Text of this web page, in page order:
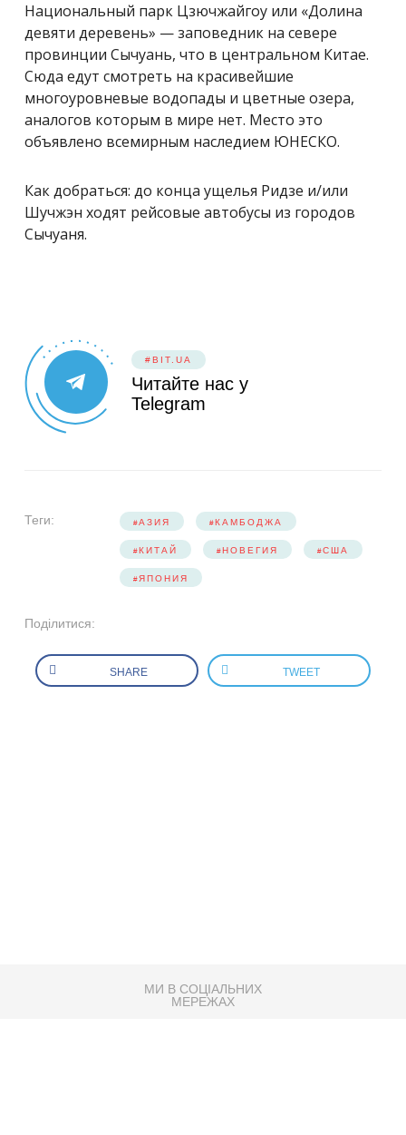
Национальный парк Цзючжайгоу или «Долина
девяти деревень» — заповедник на севере
провинции Сычуань, что в центральном Китае.
Сюда едут смотреть на красивейшие
многоуровневые водопады и цветные озера,
аналогов которым в мире нет. Место это
объявлено всемирным наследием ЮНЕСКО.
Как добраться: до конца ущелья Ридзе и/или
Шучжэн ходят рейсовые автобусы из городов
Сычуаня.
#BIT.UA
Читайте нас у
Telegram
Теги: АЗИЯ КАМБОДЖА
КИТАЙ НОВЕГИЯ США
ЯПОНИЯ
Поділитися:
SHARE TWEET
МИ В СОЦІАЛЬНИХ
МЕРЕЖАХ